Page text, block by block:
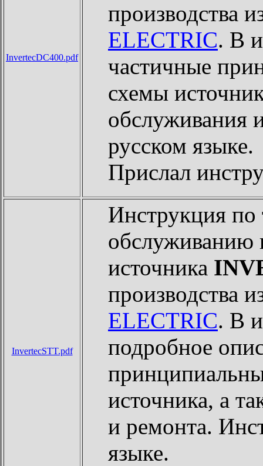
InvertecDC400.pdf
производства
ELECTRIC. В
частичные
схемы
обслуживания
русском языке.
Прислал
InvertecSTT.pdf
Инструкция по
обслуживанию
источника
производства
ELECTRIC. В
подробное
источника, а
и ремонта.
языке.